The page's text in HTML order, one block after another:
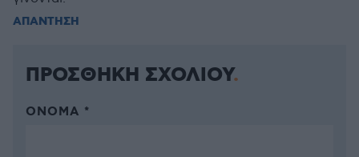
ΑΠΑΝΤΗΣΗ
ΠΡΟΣΘΗΚΗ ΣΧΟΛΙΟΥ
ΌΝΟΜΑ *